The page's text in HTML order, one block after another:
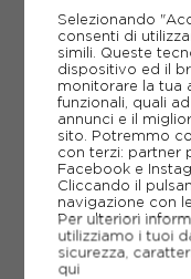
AGGIUNGI ALLA
POTREBBERO
SCARPE RUNNING
SCARPE RUNNING
ARTICOLI SPORTIVI
METODI DI
Selezionando
consenti di
simili. Queste
dispositivo ed il
monitorare la tua
funzionali, quali
annunci e il
sito. Potremmo
con terzi: partner
Facebook e
Cliccando il
navigazione con
Per ulteriori
utilizziamo i tuoi
sicurezza,
qui